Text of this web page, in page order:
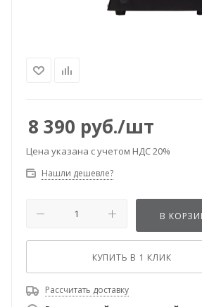
8 390 руб./шт
Цена указана с учетом НДС 20%
Нашли дешевле?
В
КУПИТЬ В 1 КЛИК
Рассчитать доставку